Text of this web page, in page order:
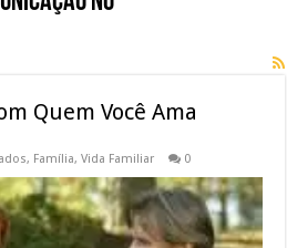
Quem Você Ama
, Família,Vida Familiar 0